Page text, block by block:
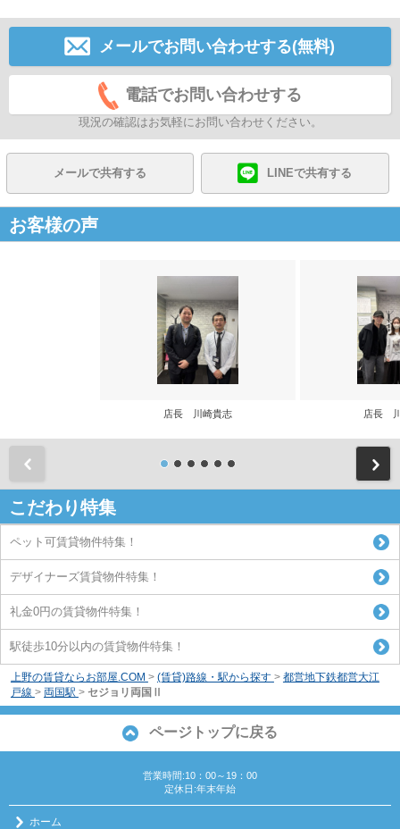
メールでお問い合わせする(無料)
電話でお問い合わせする
現況の確認はお気軽にお問い合わせください。
メールで共有する LINEで共有する
お客様の声
店長 川崎貴志 店長
こだわり特集
ペット可賃貸物件特集！
デザイナーズ賃貸物件特集！
礼金0円の賃貸物件特集！
駅徒歩10分以内の賃貸物件特集！
上野の賃貸ならお部屋.COM > (賃貸)路線・駅から探す > 都営地下鉄都営大江
戸線 > 両国駅 > セジョリ両国Ⅱ
ページトップに戻る
営業時間:10：00～19：00
定休日:年末年始
ホーム